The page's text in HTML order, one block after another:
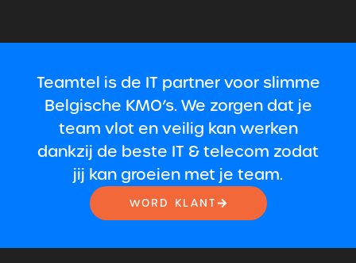
Teamtel is de IT partner voor slimme
Belgische KMO’s. We zorgen dat je
team vlot en veilig kan werken
dankzij de beste IT & telecom zodat
jij kan groeien met je team.
WORD KLANT